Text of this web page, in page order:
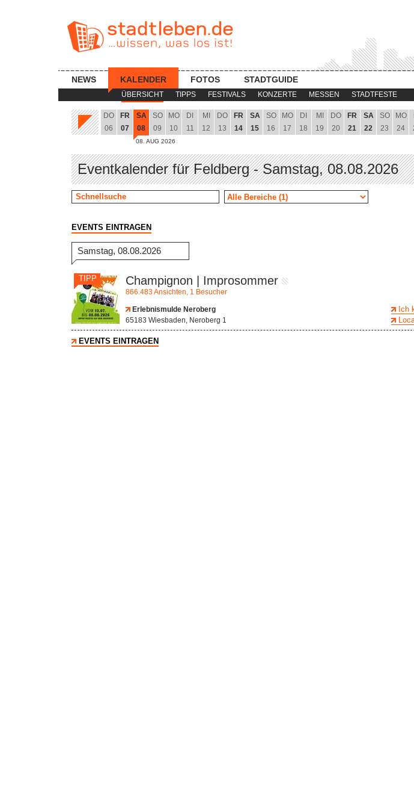
ÜBERSICHT TIPPS FESTIVALS KONZERTE MESSEN STADTFESTE
NEWS KALENDER FOTOS STADTGUIDE
DO
06
FR
07
SA
08
08. AUG 2026
SO
09
MO
10
DI
11
MI
12
DO
13
FR
14
SA
15
SO
16
MO
17
DI
18
MI
19
DO
20
FR
21
SA
22
SO
23
MO
24
Eventkalender für Feldberg - Samstag, 08.08.2026
EVENTS EINTRAGEN
Samstag, 08.08.2026
TIPP Champignon | Improsommer
866.483 Ansichten, 1 Besucher
Erlebnismulde Neroberg
65183 Wiesbaden, Neroberg 1
Ich
EVENTS EINTRAGEN